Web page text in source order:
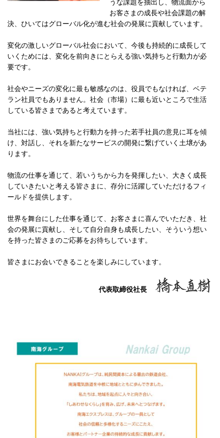
うな課題を抽出し、物流面から
お客さまの成長や社会課題の解
決、ひいてはグローバル化が進む社会の発展に貢献しています。
変化の激しいグローバル社会において、今後も持続的に成長して
いくためには、変化を前向きにとらえる強い気持ちと行動力が必
要です。
社会やニーズの変化に最も敏感なのは、役員でもなければ、ベテ
ラン社員でもありません。社会（市場）に最も近いところで生活
している皆さまであると考えています。
当社には、強い気持ちと行動力を持った若手社員の意見に耳を傾
け、対話し、それを新たなサービスの開発に繋げていく土壌があ
ります。
物流の仕事を通じて、若いうちから力を発揮したい、大きく成長
していきたいと考える皆さまに、存分に活躍していただけるフィ
ールドを提供します。
世界を舞台にした仕事を通じて、お客さまに喜んでいただき、社
会の発展に貢献し、そして自分自身も成長したい、そういう想い
を持った皆さまのご応募をお待ちしています。
皆さまにお会いできることを楽しみにしています。
代表取締役社長